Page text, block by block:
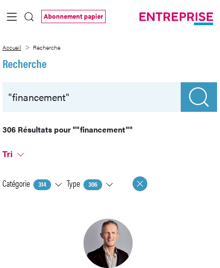
Saut au contenu principal
Abonnement papier
Accueil Recherche
Recherche
306 Résultats pour""financement""
Tri
Catégorie 314 Type 306